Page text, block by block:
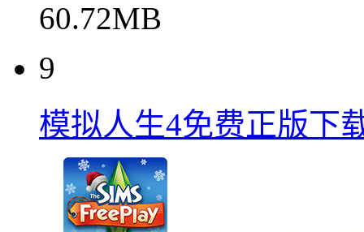
60.72MB
9
模拟人生4免费正版下